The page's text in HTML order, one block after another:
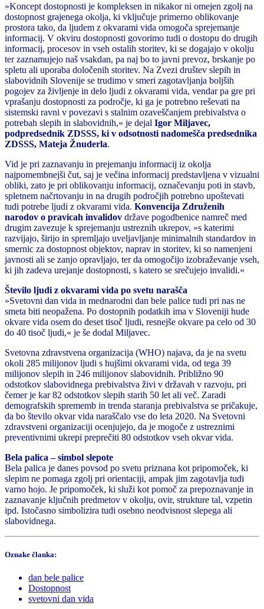
»Koncept dostopnosti je kompleksen in nikakor ni omejen zgolj na
dostopnost grajenega okolja, ki vključuje primerno oblikovanje
prostora tako, da ljudem z okvarami vida omogoča sprejemanje
informacij. V okviru dostopnosti govorimo tudi o dostopu do drugih
informacij, procesov in vseh ostalih storitev, ki se dogajajo v okolju
ter zaznamujejo naš vsakdan, pa naj bo to javni prevoz, brskanje po
spletu ali uporaba določenih storitev. Na Zvezi društev slepih in
slabovidnih Slovenije se trudimo v smeri zagotavljanja boljših
pogojev za življenje in delo ljudi z okvarami vida, vendar pa gre pri
vprašanju dostopnosti za področje, ki ga je potrebno reševati na
sistemski ravni v povezavi s stalnim ozaveščanjem prebivalstva o
potrebah slepih in slabovidnih,« je dejal Igor Miljavec,
podpredsednik ZDSSS, ki v odsotnosti nadomešča predsednika
ZDSSS, Mateja Žnuderla.
Vid je pri zaznavanju in prejemanju informacij iz okolja
najpomembnejši čut, saj je večina informacij predstavljena v vizualni
obliki, zato je pri oblikovanju informacij, označevanju poti in stavb,
spletnem načrtovanju in na drugih področjih potrebno upoštevati
tudi potrebe ljudi z okvarami vida. Konvencija Združenih
narodov o pravicah invalidov države pogodbenice namreč med
drugim zavezuje k sprejemanju ustreznih ukrepov, »s katerimi
razvijajo, širijo in spremljajo uveljavljanje minimalnih standardov in
smernic za dostopnost objektov, naprav in storitev, ki so namenjeni
javnosti ali se zanjo opravljajo, ter da omogočijo izobraževanje vseh,
ki jih zadeva urejanje dostopnosti, s katero se srečujejo invalidi.«
Število ljudi z okvarami vida po svetu narašča
»Svetovni dan vida in mednarodni dan bele palice tudi pri nas ne
smeta biti neopažena. Po dostopnih podatkih ima v Sloveniji hude
okvare vida osem do deset tisoč ljudi, resnejše okvare pa celo od 30
do 40 tisoč ljudi,« je še dodal Miljavec.
Svetovna zdravstvena organizacija (WHO) najava, da je na svetu
okoli 285 milijonov ljudi s hujšimi okvarami vida, od tega 39
milijonov slepih in 246 milijonov slabovidnih. Približno 90
odstotkov slabovidnega prebivalstva živi v državah v razvoju, pri
čemer je kar 82 odstotkov slepih starih 50 let ali več. Zaradi
demografskih sprememb in trenda staranja prebivalstva se pričakuje,
da bo število okvar vida naraščalo vse do leta 2020. Na Svetovni
zdravstveni organizaciji ocenjujejo, da je mogoče z ustreznimi
preventivnimi ukrepi preprečiti 80 odstotkov vseh okvar vida.
Bela palica – simbol slepote
Bela palica je danes povsod po svetu priznana kot pripomoček, ki
slepim ne pomaga zgolj pri orientaciji, ampak jim zagotavlja tudi
varno hojo. Je pripomoček, ki služi kot pomoč za prepoznavanje in
zaznavanje ključnih predmetov v okolju, ovir, strukture tal, vzpetin
ipd. Istočasno simbolizira tudi osebno neodvisnost slepega ali
slabovidnega.
Oznake članka:
dan bele palice
Dostopnost
svetovni dan vida